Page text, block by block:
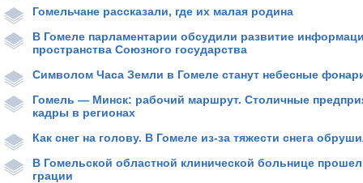
Гомельчане рассказали, где их малая родина
В Гомеле парламентарии обсудили развитие
пространства Союзного государства
Символом Часа Земли в Гомеле станут небесные
Гомель — Минск: рабочий маршрут. Столичные
кадры в регионах
Как снег на голову. В Гомеле из-за тяжести снега
В Гомельской областной клинической больнице
грации